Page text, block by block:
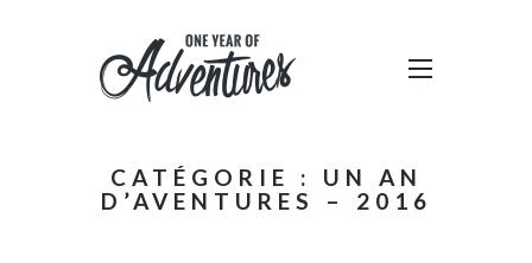
CATÉGORIE : UN AN
D’AVENTURES – 2016